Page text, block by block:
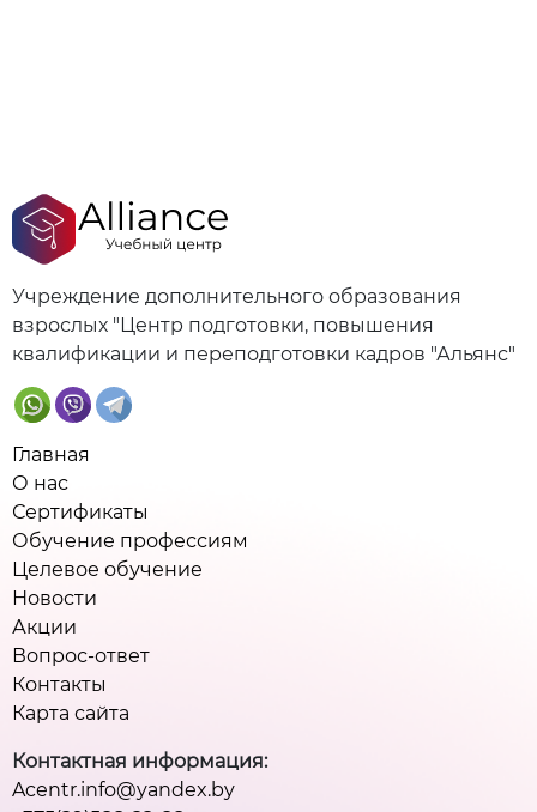
Учреждение дополнительного образования
взрослых "Центр подготовки, повышения
квалификации и переподготовки кадров "Альянс"
Главная
О нас
Сертификаты
Обучение профессиям
Целевое обучение
Новости
Акции
Вопрос-ответ
Контакты
Карта сайта
Контактная информация:
Acentr.info@yandex.by